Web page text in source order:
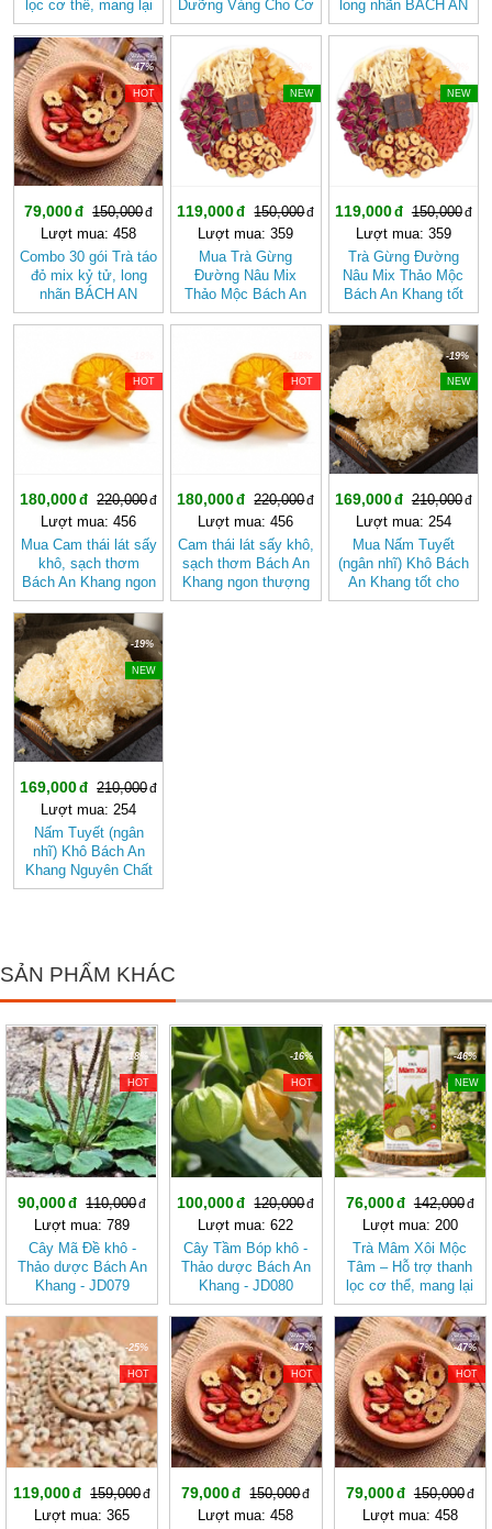
lọc cơ thể, mang lại
cảm giác nhẹ nhàng
Dưỡng Vàng Cho Cơ
Thể Khỏe Mạnh
long nhãn BÁCH AN
KHANG - Trà Thảo
Mộc , Ngủ Ngon
-47%
HOT
79,000
150,000
Lượt mua: 458
Combo 30 gói Trà táo
đỏ mix kỷ tử, long
nhãn BÁCH AN
KHANG
-20%
NEW
119,000
150,000
Lượt mua: 359
Mua Trà Gừng
Đường Nâu Mix
Thảo Mộc Bách An
Khang – Thơm Ấm
Tự Nhiên, Dễ Uống
-20%
NEW
119,000
150,000
Lượt mua: 359
Trà Gừng Đường
Nâu Mix Thảo Mộc
Bách An Khang tốt
cho sức khỏe, dễ
uống
HOT
180,000
220,000
Lượt mua: 456
Mua Cam thái lát sấy
khô, sạch thơm
Bách An Khang ngon
thượng hạng
HOT
180,000
220,000
Lượt mua: 456
Cam thái lát sấy khô,
sạch thơm Bách An
Khang ngon thượng
hạng
-19%
NEW
169,000
210,000
Lượt mua: 254
Mua Nấm Tuyết
(ngân nhĩ) Khô Bách
An Khang tốt cho
sức khỏe
-19%
NEW
169,000
210,000
Lượt mua: 254
Nấm Tuyết (ngân
nhĩ) Khô Bách An
Khang Nguyên Chất
SẢN PHẨM KHÁC
-18%
HOT
90,000
110,000
Lượt mua: 789
Cây Mã Đề khô -
Thảo dược Bách An
Khang - JD079
-16%
HOT
100,000
120,000
Lượt mua: 622
Cây Tầm Bóp khô -
Thảo dược Bách An
Khang - JD080
-46%
NEW
76,000
142,000
Lượt mua: 200
Trà Mâm Xôi Mộc
Tâm – Hỗ trợ thanh
lọc cơ thể, mang lại
cảm giác nhẹ nhàng
-25%
HOT
119,000
159,000
Lượt mua: 365
-47%
HOT
79,000
150,000
Lượt mua: 458
-47%
HOT
79,000
150,000
Lượt mua: 458